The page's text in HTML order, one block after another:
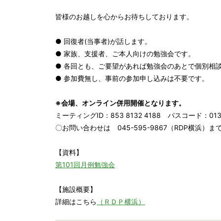
皆様のお越しを心からお待ちしております。
● 回復者(当事者)が話します。
● 家族、支援者、ご本人向けの勉強会です。
● 各回とも、ご要望があれば勉強会のあとで個別相談
● 参加費無し、事前の参加申し込みは不要です。
※会場、オンライン併用開催となります。
ミーティングID：853 8132 4188 パスコード：
〇お問い合わせは 045-595-9867（RDP横浜）ま
【資料】
第101回月例勉強会
【施設概要】
詳細はこちら
（ＲＤＰ横浜）